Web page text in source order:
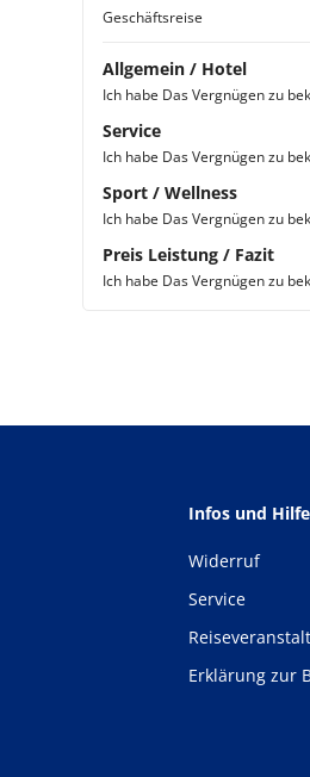
Geschäftsreise
Allgemein / Hotel
Ich habe Das Vergnügen zu
Service
Ich habe Das Vergnügen zu
Sport / Wellness
Ich habe Das Vergnügen zu
Preis Leistung / Fazit
Ich habe Das Vergnügen zu
Infos und Hilfe
Widerruf
Service
Erklärung zur